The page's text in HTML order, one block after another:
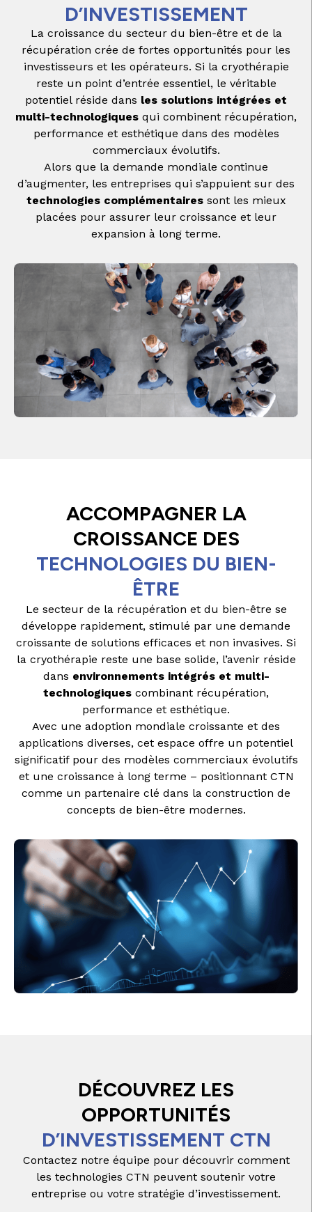
D’INVESTISSEMENT
La croissance du secteur du bien-être et de la
récupération crée de fortes opportunités pour les
investisseurs et les opérateurs. Si la cryothérapie
reste un point d’entrée essentiel, le véritable
potentiel réside dans les solutions intégrées et
multi-technologiques qui combinent récupération,
performance et esthétique dans des modèles
commerciaux évolutifs.
Alors que la demande mondiale continue
d’augmenter, les entreprises qui s’appuient sur des
technologies complémentairessont les mieux
placées pour assurer leur croissance et leur
expansion à long terme.
ACCOMPAGNER LA
CROISSANCE DES
TECHNOLOGIES DU BIEN-
ÊTRE
Le secteur de la récupération et du bien-être se
développe rapidement, stimulé par une demande
croissante de solutions efficaces et non invasives. Si
la cryothérapie reste une base solide, l’avenir réside
dans environnements intégrés et multi-
technologiques combinant récupération,
performance et esthétique.
Avec une adoption mondiale croissante et des
applications diverses, cet espace offre un potentiel
significatif pour des modèles commerciaux évolutifs
et une croissance à long terme – positionnant CTN
comme un partenaire clé dans la construction de
concepts de bien-être modernes.
DÉCOUVREZ LES
OPPORTUNITÉS
D’INVESTISSEMENT CTN
Contactez notre équipe pour découvrir comment
les technologies CTN peuvent soutenir votre
entreprise ou votre stratégie d’investissement.